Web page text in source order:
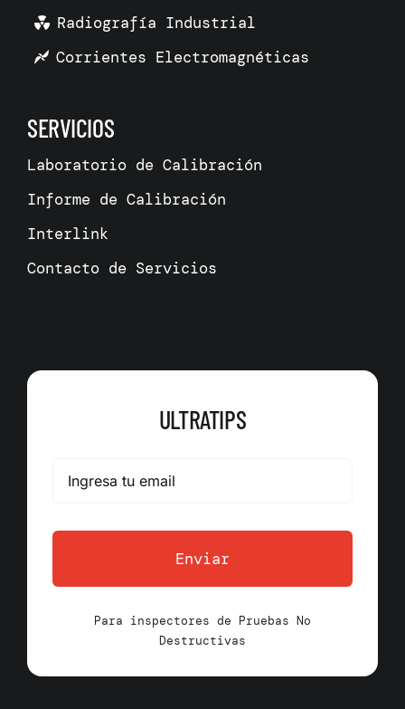
Radiografía Industrial
Corrientes Electromagnéticas
SERVICIOS
Laboratorio de Calibración
Informe de Calibración
Interlink
Contacto de Servicios
ULTRATIPS
Enviar
Para inspectores de Pruebas No
Destructivas